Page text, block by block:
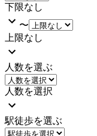
下限なし
〜
上限なし
人数を選ぶ
人数を選択
駅徒歩を選ぶ